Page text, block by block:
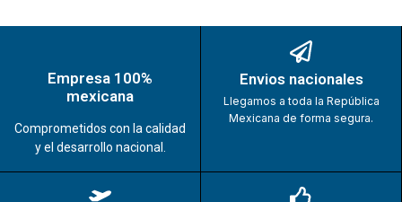
Empresa 100%
mexicana
Comprometidos con la calidad
y el desarrollo nacional.
Envios nacionales
Llegamos a toda la República
Mexicana de forma segura.